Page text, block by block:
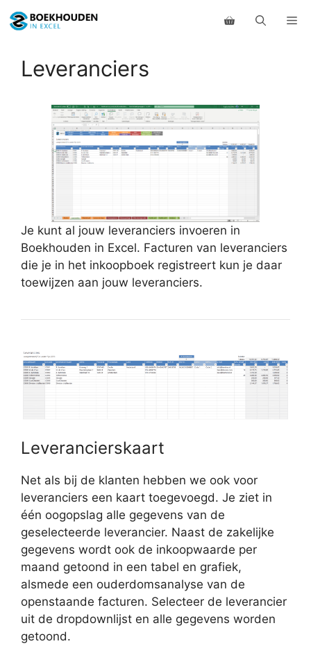
naar
inhoudLeveranciers
Je kunt al jouw leveranciers invoeren in
Boekhouden in Excel. Facturen van leveranciers
die je in het inkoopboek registreert kun je daar
toewijzen aan jouw leveranciers.
Leverancierskaart
Net als bij de klanten hebben we ook voor
leveranciers een kaart toegevoegd. Je ziet in
één oogopslag alle gegevens van de
geselecteerde leverancier. Naast de zakelijke
gegevens wordt ook de inkoopwaarde per
maand getoond in een tabel en grafiek,
alsmede een ouderdomsanalyse van de
openstaande facturen. Selecteer de leverancier
uit de dropdownlijst en alle gegevens worden
getoond.